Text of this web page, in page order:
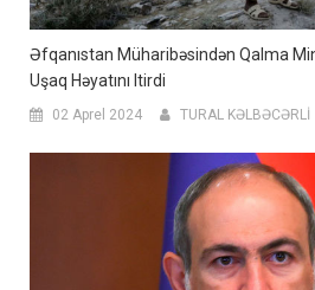
Əfqanıstan Müharibəsindən Qalma
Uşaq Həyatını Itirdi
02 Aprel 2024 TURAL KƏLBƏCƏRLİ